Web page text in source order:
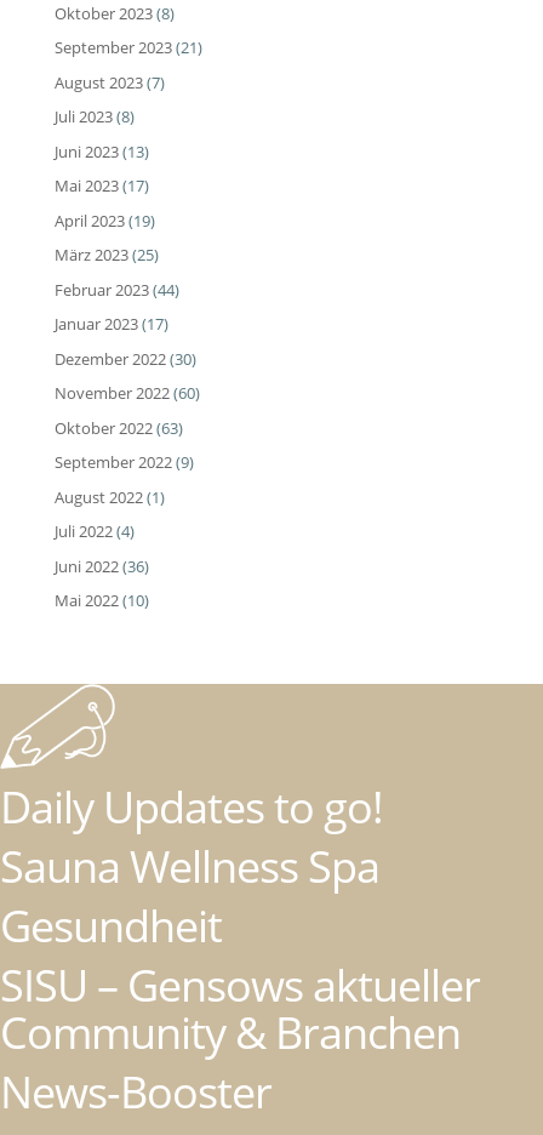
Oktober 2023(8)
September 2023(21)
August 2023(7)
Juli 2023(8)
Juni 2023(13)
Mai 2023(17)
April 2023(19)
März 2023(25)
Februar 2023(44)
Januar 2023(17)
Dezember 2022(30)
November 2022(60)
Oktober 2022(63)
September 2022(9)
August 2022(1)
Juli 2022(4)
Juni 2022(36)
Mai 2022(10)
Daily Updates to go!
Sauna Wellness Spa
Gesundheit
SISU – Gensows aktueller
Community & Branchen
News-Booster